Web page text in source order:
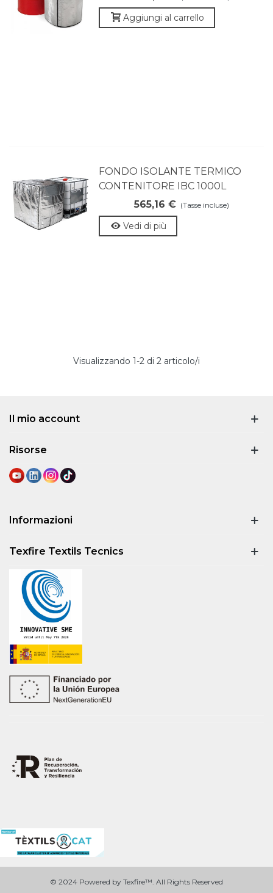
Aggiungi al carrello
FONDO ISOLANTE TERMICO
CONTENITORE IBC 1000L
565,16 € (Tasse incluse)
Vedi di più
Visualizzando 1-2 di 2 articolo/i
Il mio account
Risorse
Informazioni
Texfire Textils Tecnics
© 2024 Powered by Texfire™. All Rights Reserved